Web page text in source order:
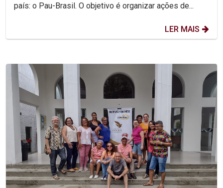
país: o Pau-Brasil. O objetivo é organizar ações de...
LER MAIS